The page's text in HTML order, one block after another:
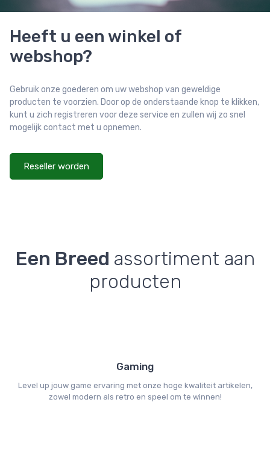
Heeft u een winkel of
webshop?
Gebruik onze goederen om uw webshop van geweldige
producten te voorzien. Door op de onderstaande knop te klikken,
kunt u zich registreren voor deze service en zullen wij zo snel
mogelijk contact met u opnemen.
Reseller worden
Een Breed assortiment aan
producten
Gaming
Level up jouw game ervaring met onze hoge kwaliteit artikelen,
zowel modern als retro en speel om te winnen!